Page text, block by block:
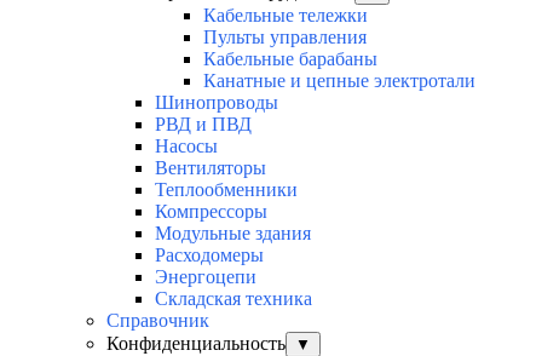
Кабельные тележки
Пульты управления
Кабельные барабаны
Канатные и цепные электротали
Шинопроводы
РВД и ПВД
Насосы
Вентиляторы
Теплообменники
Компрессоры
Модульные здания
Расходомеры
Энергоцепи
Складская техника
Справочник
Конфиденциальность
▼